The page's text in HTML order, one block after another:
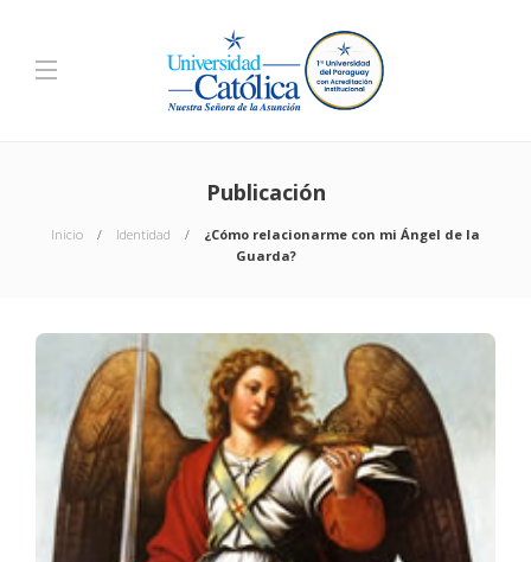
Publicación
Inicio Identidad
¿Cómo relacionarme con mi Ángel de la
Guarda?